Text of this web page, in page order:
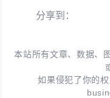
分享到：
本站所有文章、数据、
如果侵犯了你的